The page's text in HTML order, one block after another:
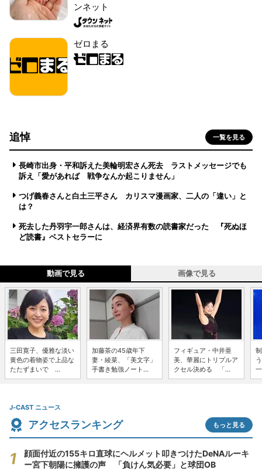
ンネット
ゼロまる
追悼 一覧を見る
長崎市出身・平和訴えた美輪明宏さん死去 ラストメッセージでも
訴え「愛があれば 戦争なんか起こりません」
つげ義春さんと白土三平さん カリスマ漫画家、二人の「違い」と
は？
死去した丹羽宇一郎さんは、経済界有数の読書家だった 『死ぬほ
ど読書』ベストセラーに
動画で見る 画像で見る
三田寛子、優雅な淡い
黄色の着物姿で上品な
たたずまいで ...
加藤茶の45歳年下
妻・綾菜、「美文字」
手書き勉強ノート...
フィギュア・中井亜
美、華麗にトリプルア
クセル決める 「...
J-CAST ニュース
アクセスランキング もっと見る
顔面付近の155キロ直球にヘルメット叩きつけたDeNAルーキ
ー宮下朝陽に擁護の声 「負けん気必要」と球団OB